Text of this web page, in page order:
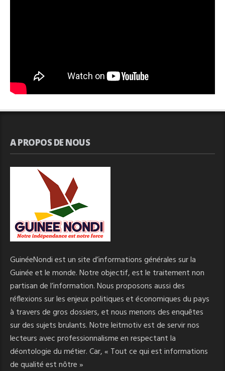
A PROPOS DE NOUS
GuinéeNondi est un site d’informations générales sur la
Guinée et le monde. Notre objectif, est le traitement non
partisan de l’information. Nous proposons aussi des
réflexions sur les enjeux politiques et économiques du pays
à travers de gros dossiers, et nous menons des enquêtes
sur des sujets brulants. Notre leitmotiv est de servir nos
lecteurs avec professionnalisme en respectant la
déontologie du métier. Car, « Tout ce qui est informations
de qualité est nôtre »